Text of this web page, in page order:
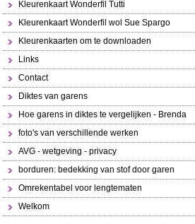
Kleurenkaart Wonderfil Tutti
Kleurenkaart Wonderfil wol Sue Spargo
Kleurenkaarten om te downloaden
Links
Contact
Diktes van garens
Hoe garens in diktes te vergelijken - Brenda
foto's van verschillende werken
AVG - wetgeving - privacy
borduren: bedekking van stof door garen
Omrekentabel voor lengtematen
Welkom